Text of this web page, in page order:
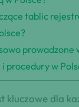
tablic
procedury w
dla